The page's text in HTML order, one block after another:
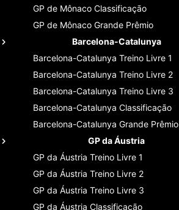
GP de Mônaco Classificaçāo
GP de Mônaco Grande Prêmio
Barcelona-Catalunya
Barcelona-Catalunya Treino Livre 1
Barcelona-Catalunya Treino Livre 2
Barcelona-Catalunya Treino Livre 3
Barcelona-Catalunya Classificaçāo
Barcelona-Catalunya Grande Prêmio
GP da Áustria
GP da Áustria Treino Livre 1
GP da Áustria Treino Livre 2
GP da Áustria Treino Livre 3
GP da Áustria Classificaçāo